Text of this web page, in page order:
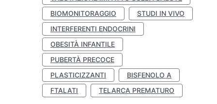
BIOMONITORAGGIO
STUDI IN VIVO
INTERFERENTI ENDOCRINI
OBESITÀ INFANTILE
PUBERTÀ PRECOCE
PLASTICIZZANTI
BISFENOLO A
FTALATI
TELARCA PREMATURO